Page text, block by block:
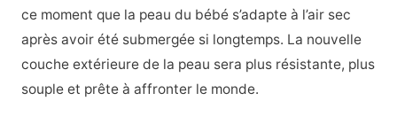
ce moment que la peau du bébé s’adapte à l’air sec
après avoir été submergée si longtemps. La nouvelle
couche extérieure de la peau sera plus résistante, plus
souple et prête à affronter le monde.